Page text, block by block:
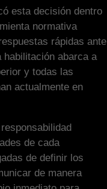
esta decisión dentro
normativa
rápidas ante
abarca a
y todas las
actualmente en
de cada
de definir los
de manera